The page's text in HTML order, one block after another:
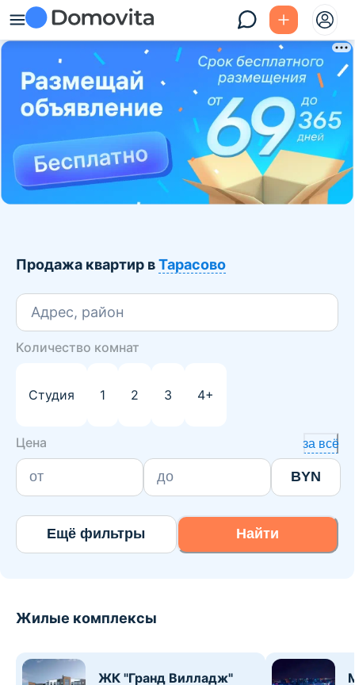
Продажа квартир вТарасово
Адрес, район
Количество комнат
Студия 1 2 3 4+
Цена за всё
BYN
Ещё фильтры Найти
Жилые комплексы
ЖК "Гранд Вилладж"